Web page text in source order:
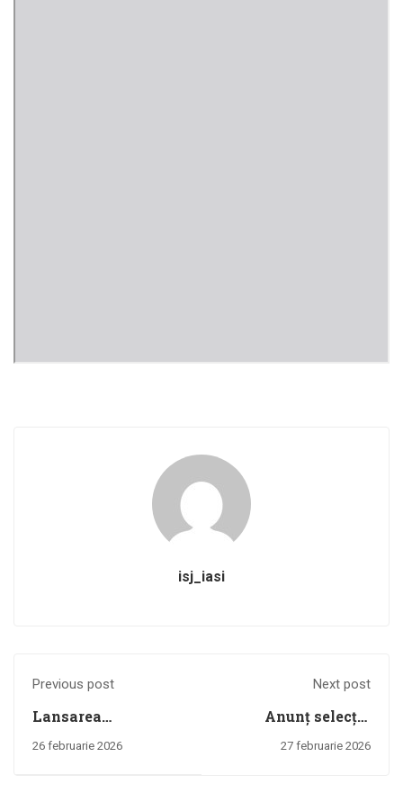
isj_iasi
Previous post
Lansarea
Proiectului “AcCES
26 februarie 2026
Next post
Anunț selecție
experți - ID 339855
27 februarie 2026